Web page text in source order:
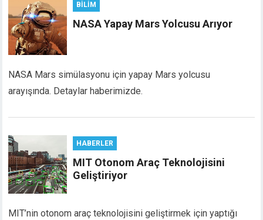
BILIM
NASA Yapay Mars Yolcusu Arıyor
NASA Mars simülasyonu için yapay Mars yolcusu
arayışında. Detaylar haberimizde.
HABERLER
MIT Otonom Araç Teknolojisini
Geliştiriyor
MIT’nin otonom araç teknolojisini geliştirmek için yaptığı